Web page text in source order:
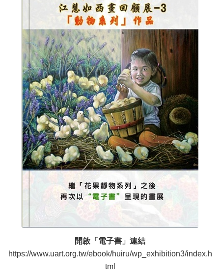
開啟「電子書」連結
https://www.uart.org.tw/ebook/huiru/wp_exhibition3/index.h
tml